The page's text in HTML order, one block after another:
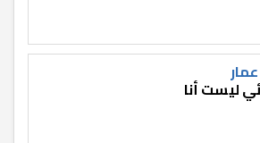
ليست أنا